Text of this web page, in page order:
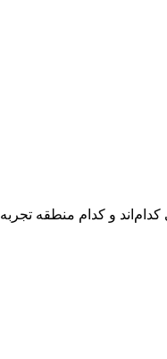
کدام‌اند و کدام منطقه